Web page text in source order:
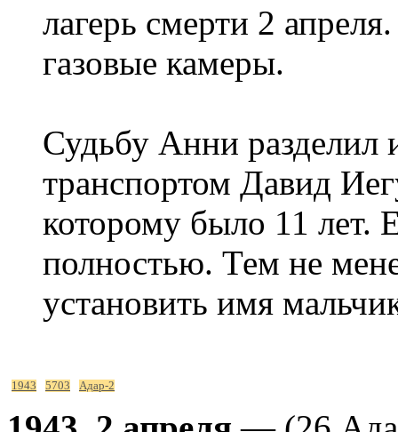
лагерь смерти 2
газовые камеры.
Судьбу Анни
транспортом Давид
которому было 11 лет.
полностью. Тем не
установить имя
1943 5703 Адар-2